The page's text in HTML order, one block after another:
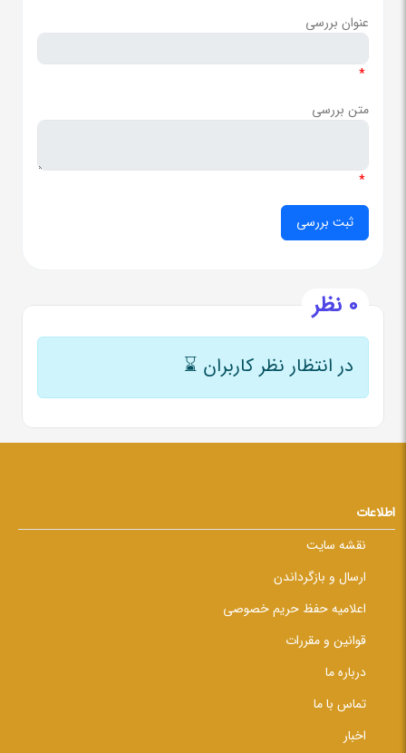
عنوان بررسی
*
متن بررسی
*
0 نظر
در انتظار نظر کاربران ⌛
اطلاعات
نقشه سایت
ارسال و بازگرداندن
اعلامیه حفظ حریم خصوصی
قوانین و مقررات
درباره ما
تماس با ما
اخبار